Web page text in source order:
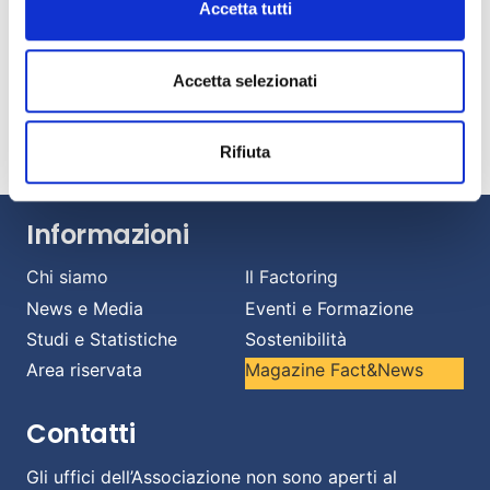
Accetta tutti
Accetta selezionati
Rifiuta
AIBE: banche e intermediari esteri al 18% del
mercato italiano del factoring
affrontare il cambiamento.
Informazioni
Chi siamo
Il Factoring
News e Media
Eventi e Formazione
Studi e Statistiche
Sostenibilità
Area riservata
Magazine Fact&News
Contatti
Gli uffici dell’Associazione non sono aperti al